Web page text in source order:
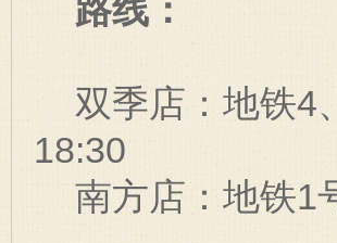
路线：
双季店：地铁4
18:30
南方店：地铁1